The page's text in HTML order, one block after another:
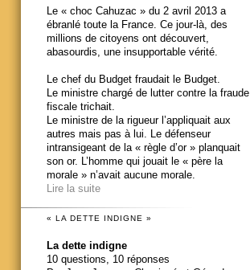
Le « choc Cahuzac » du 2 avril 2013 a
ébranlé toute la France. Ce jour-là, des
millions de citoyens ont découvert,
abasourdis, une insupportable vérité.
Le chef du Budget fraudait le Budget.
Le ministre chargé de lutter contre la fraude
fiscale trichait.
Le ministre de la rigueur l’appliquait aux
autres mais pas à lui. Le défenseur
intransigeant de la « règle d’or » planquait
son or. L’homme qui jouait le « père la
morale » n’avait aucune morale.
Lire la suite
« LA DETTE INDIGNE »
La dette indigne
10 questions, 10 réponses